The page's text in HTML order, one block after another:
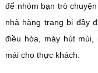
để nhóm bạn trò
nhà hàng trang bị đầy
điều hòa, máy hút
mái cho thực khách.